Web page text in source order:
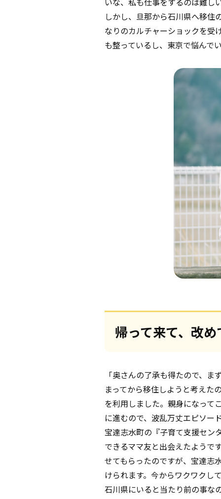
しかし、旦那から石川県へ移住
なりのカルチャーショックを受
も整っているし、東京で悩んで
帰って来て、改
「奥さんの了承も得たので、
まってから移住しようと考えた
を利用しました。親身になって
に進むので、波乱万丈エピソー
宝達志水町の『子育て支援セン
できるママ友と出会えたようで
せてもらったのですが、宝達志
けられます。今からワクワクし
石川県にいると当たり前の事な